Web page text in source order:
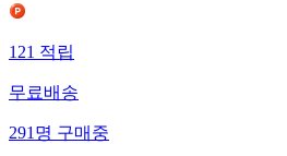
121적립
무료배송
291명구매중